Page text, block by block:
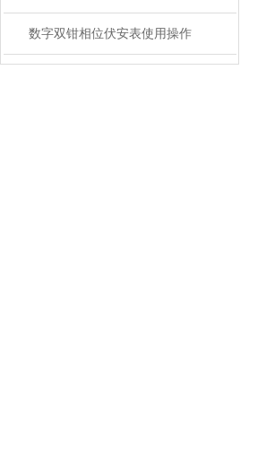
数字双钳相位伏安表使用操作